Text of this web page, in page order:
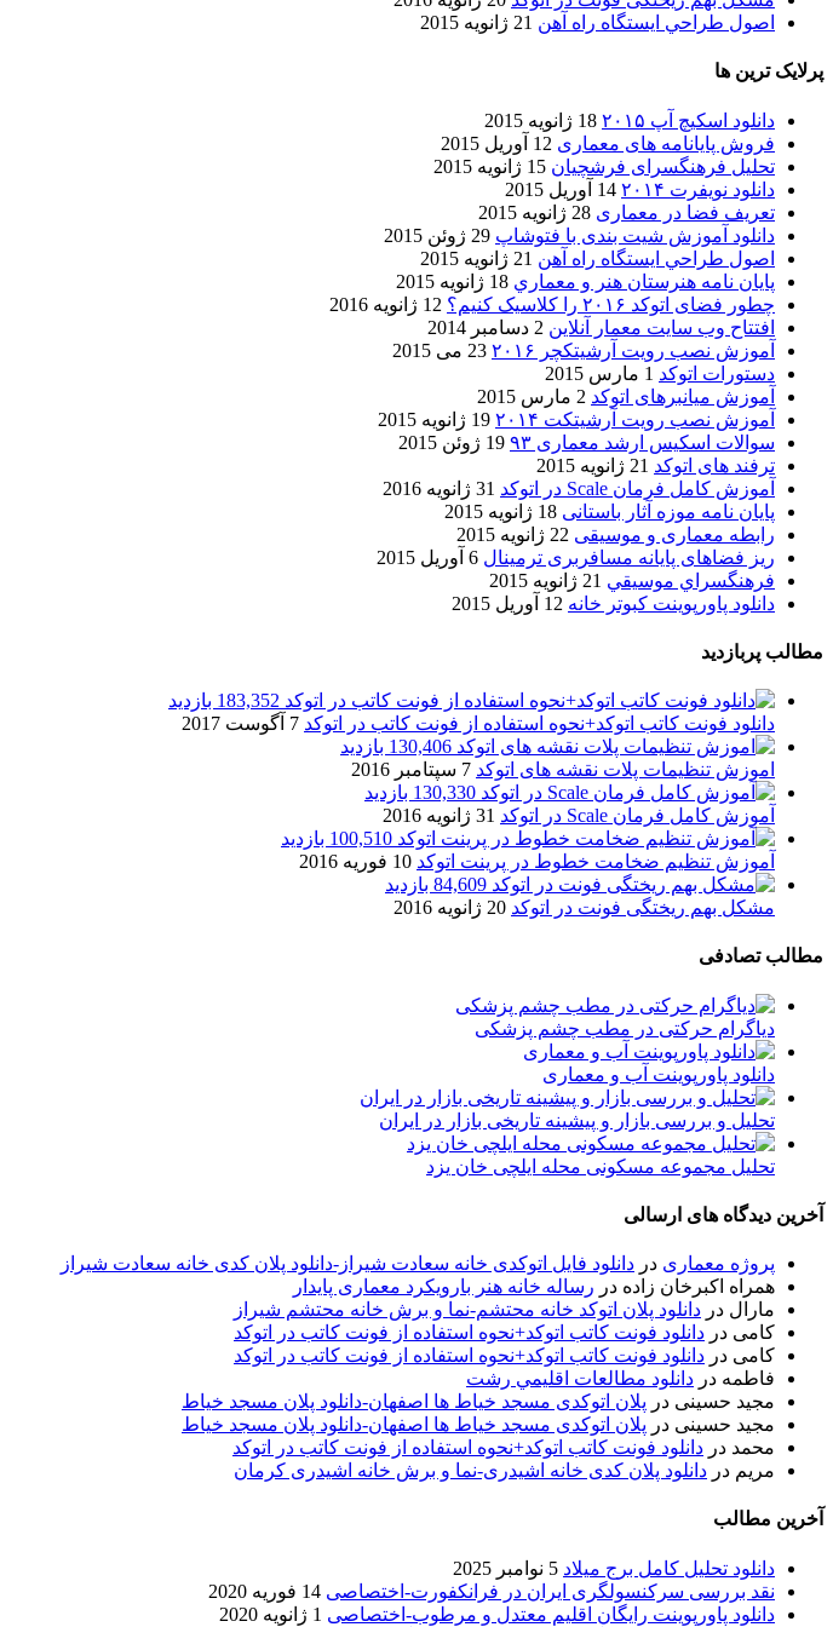
اصول طراحي ایستگاه راه آهن 21 ژانویه 2015
پرلایک ترین ها
دانلود اسکیچ آپ ۲۰۱۵
18 ژانویه 2015
فروش پایانامه های معماری 12 آوریل 2015
تحلیل فرهنگسرای فرشچیان 15 ژانویه 2015
دانلود نویفرت ۲۰۱۴
14 آوریل 2015
تعریف فضا در معماری 28 ژانویه 2015
دانلود آموزش شیت بندی با فتوشاپ 29 ژوئن 2015
اصول طراحي ایستگاه راه آهن 21 ژانویه 2015
پایان نامه هنرستان هنر و معماري 18 ژانویه 2015
چطور فضای اتوکد ۲۰۱۶ را کلاسیک کنیم؟
12 ژانویه 2016
افتتاح وب سایت معمار آنلاین 2 دسامبر 2014
آموزش نصب رویت آرشیتکچر ۲۰۱۶
23 می 2015
دستورات اتوکد 1 مارس 2015
آموزش میانبرهای اتوکد 2 مارس 2015
آموزش نصب رویت آرشیتکت ۲۰۱۴
19 ژانویه 2015
سوالات اسکیس ارشد معماری ۹۳
19 ژوئن 2015
ترفند های اتوکد 21 ژانویه 2015
آموزش کامل فرمان Scale در اتوکد
31 ژانویه 2016
پایان نامه موزه آثار باستانی 18 ژانویه 2015
رابطه معماری و موسیقی 22 ژانویه 2015
ریز فضاهای پایانه مسافربری ترمینال 6 آوریل 2015
فرهنگسراي موسيقي 21 ژانویه 2015
دانلود پاورپوینت کبوتر خانه 12 آوریل 2015
مطالب پربازدید
183,352 بازدید
دانلود فونت کاتب اتوکد+نحوه استفاده از فونت کاتب در اتوکد 7 آگوست 2017
130,406 بازدید
اموزش تنظیمات پلات نقشه های اتوکد 7 سپتامبر 2016
130,330 بازدید
آموزش کامل فرمان Scale در اتوکد
31 ژانویه 2016
100,510 بازدید
آموزش تنظیم ضخامت خطوط در پرینت اتوکد 10 فوریه 2016
84,609 بازدید
مشکل بهم ریختگی فونت در اتوکد 20 ژانویه 2016
مطالب تصادفی
دیاگرام حرکتی در مطب چشم پزشکی
دانلود پاورپوینت آب و معماری
تحلیل و بررسی بازار و پیشینه تاریخی بازار در ایران
تحلیل مجموعه مسکونی محله ایلچی خان یزد
آخرین دیدگاه های ارسالی
پروژه معماری در دانلود فایل اتوکدی خانه سعادت شیراز-دانلود پلان کدی خانه سعادت شیراز
همراه اکبرخان زاده در رساله خانه هنر بارویکرد معماری پایدار
مارال در دانلود پلان اتوکد خانه محتشم-نما و برش خانه محتشم شیراز
کامی در دانلود فونت کاتب اتوکد+نحوه استفاده از فونت کاتب در اتوکد
کامی در دانلود فونت کاتب اتوکد+نحوه استفاده از فونت کاتب در اتوکد
فاطمه در دانلود مطالعات اقليمي رشت
مجید حسینی در پلان اتوکدی مسجد خیاط ها اصفهان-دانلود پلان مسجد خیاط
مجید حسینی در پلان اتوکدی مسجد خیاط ها اصفهان-دانلود پلان مسجد خیاط
محمد در دانلود فونت کاتب اتوکد+نحوه استفاده از فونت کاتب در اتوکد
مریم در دانلود پلان کدی خانه اشیدری-نما و برش خانه اشیدری کرمان
آخرین مطالب
دانلود تحلیل کامل برج میلاد 5 نوامبر 2025
نقد بررسی سرکنسولگری ایران در فرانکفورت-اختصاصی 14 فوریه 2020
دانلود پاورپوینت رایگان اقلیم معتدل و مرطوب-اختصاصی 1 ژانویه 2020